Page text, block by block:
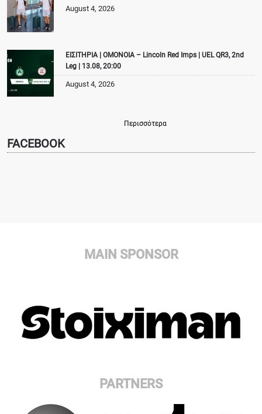
August 4, 2026
ΕΙΣΙΤΗΡΙΑ | ΟΜΟΝΟΙΑ – Lincoln Red Imps | UEL QR3, 2nd
Leg | 13.08, 20:00
August 4, 2026
Περισσότερα
FACEBOOK
MAIN SPONSOR
PARTNERS